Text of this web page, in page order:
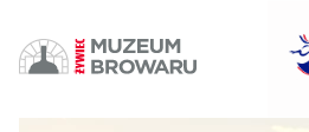
DOWODZIKI DO